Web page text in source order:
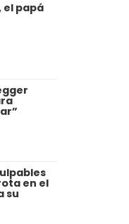
el papá
en el
su